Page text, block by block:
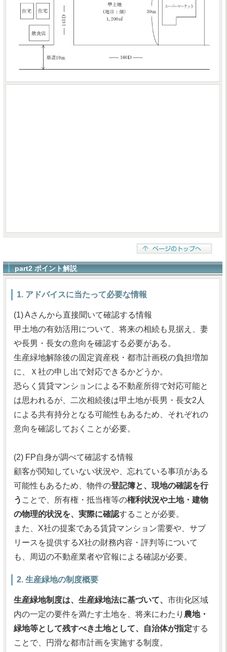
part2 ポイント解説
1. アドバイスに当たって必要な情報
(1) Aさんから直接聞いて確認する情報
甲土地の有効活用について、将来の相続も見据え、妻
や長男・長女の意向を確認する必要がある。
生産緑地解除後の固定資産税・都市計画税の負担増加
に、Ｘ社の申し出で対応できるかどうか。
恐らく賃貸マンションによる不動産所得で対応可能と
は思われるが、二次相続後は甲土地が長男・長女2人
による共有持分となる可能性もあるため、それぞれの
意向を確認しておくことが必要。
(2) FP自身が調べて確認する情報
顧客が関知していない状況や、忘れている事項がある
可能性もあるため、物件の登記簿と、現地の確認を行
う ことで、所有権・抵当権等の権利状況や土地・建物
の物理的状況を、実際に確認することが必要。
また、X社の提案である賃貸マンション需要や、サブ
リースを提供するX社の財務内容・評判等について
も、周辺の不動産業者や官報による確認が必要。
2. 生産緑地の制度概要
生産緑地制度は、生産緑地法に基づいて、 市街化区域
内の一定の要件を満たす土地を、将来にわたり 農地・
緑地等として残すべき土地として、自治体が指定する
ことで、円滑な都市計画を実施する制度。